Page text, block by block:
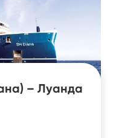
– Луанда